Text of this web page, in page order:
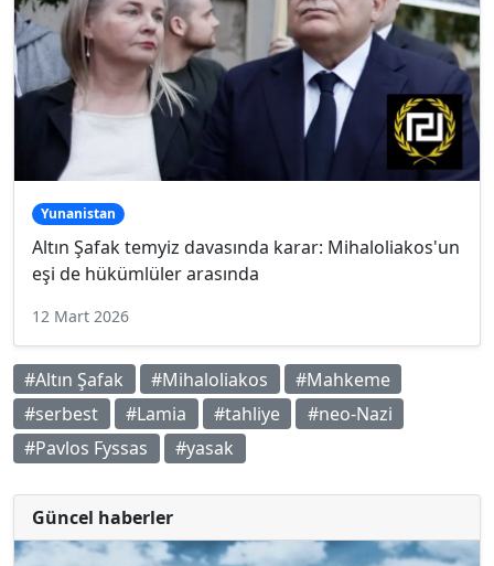
Yunanistan
Altın Şafak temyiz davasında karar: Mihaloliakos'un
eşi de hükümlüler arasında
12 Mart 2026
#Altın Şafak #Mihaloliakos
#Mahkeme
#serbest
#Lamia #tahliye
#neo-Nazi
#Pavlos Fyssas
#yasak
Güncel haberler